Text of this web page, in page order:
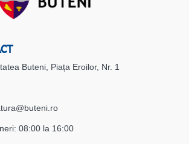
Buteni, Piața Eroilor, Nr. 1
08:00 la 16:00